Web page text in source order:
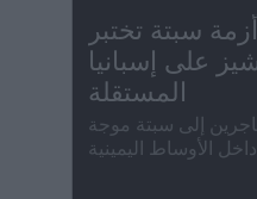
سبتة تختبر
على إسبانيا
المستقلة
إلى سبتة موجة
الأوساط اليمينية